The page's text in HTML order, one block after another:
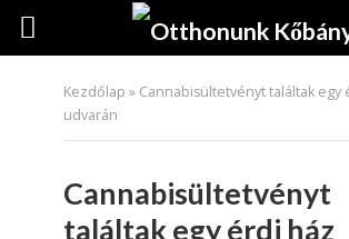
Kezdőlap » Cannabisültetvényt találtak egy
udvarán
Cannabisültetvényt
találtak egy érdi ház